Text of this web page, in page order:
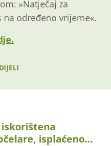
»Natječaj za
određeno vrijeme«.
isplaćeno…